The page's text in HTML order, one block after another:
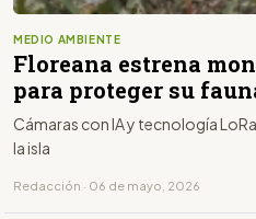
MEDIO AMBIENTE
Floreana estrena
para proteger su
Cámaras con IA y tecnología
la isla
Redacción · 06 de mayo, 2026